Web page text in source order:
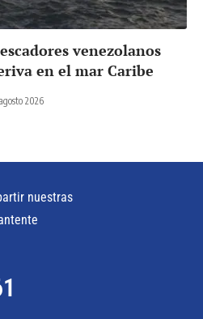
venezolanos
en el mar Caribe
2026
nuestras